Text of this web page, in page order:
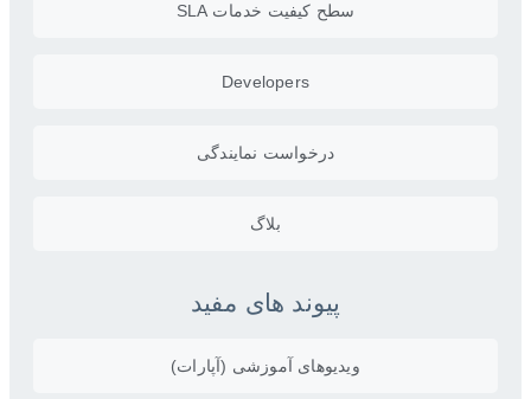
سطح کیفیت خدمات SLA
Developers
درخواست نمایندگی
بلاگ
پیوند های مفید
ویدیو‌های آموزشی (آپارات)